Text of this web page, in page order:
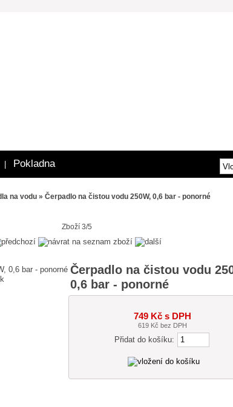
Pokladna
na vodu » Čerpadlo na čistou vodu 250W, 0,6 bar - ponorné
Zboží 3/5
Čerpadlo na čistou vodu
0,6 bar - ponorné
749 Kč s DPH
619 Kč bez DPH
Přidat do košíku: